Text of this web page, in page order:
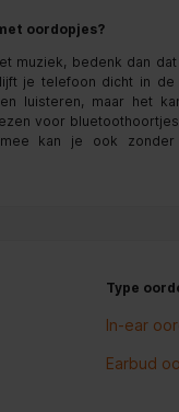
oordopjes?
muziek, bedenk dan
je telefoon dicht in de
luisteren, maar het
voor
kan je ook
Type
In-ear
Earbud